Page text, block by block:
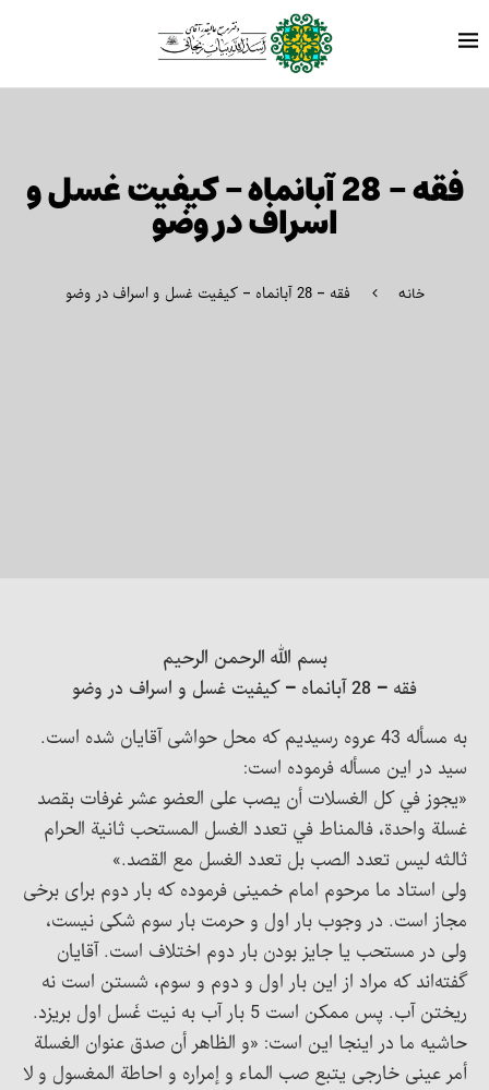
فقه – 28 آبانماه – کیفیت غسل و
اسراف در وضو
خانه فقه – 28 آبانماه – کیفیت غسل و اسراف در وضو
بسم الله الرحمن الرحیم
فقه – 28 آبانماه – کیفیت غسل و اسراف در وضو
به مسأله 43 عروه رسیدیم که محل حواشی آقایان شده است.
سید در این مسأله فرموده است:
«يجوز في كل الغسلات أن يصب على العضو عشر غرفات بقصد
غسلة واحدة، فالمناط في تعدد الغسل المستحب ثانية الحرام
ثالثه ليس تعدد الصب بل تعدد الغسل مع القصد.»
ولی استاد ما مرحوم امام خمینی فرموده که بار دوم برای برخی
مجاز است. در وجوب بار اول و حرمت بار سوم شکی نیست،
ولی در مستحب یا جایز بودن بار دوم اختلاف است. آقایان
گفته‌اند که مراد از این بار اول و دوم و سوم، شستن است نه
ریختن آب. پس ممکن است 5 بار آب به نیت غَسل اول بریزد.
حاشیه ما در اینجا این‌ است: «و الظاهر أن صدق عنوان الغسلة
أمر عینی خارجی یتبع صب الماء و إمراره و احاطة المغسول و لا